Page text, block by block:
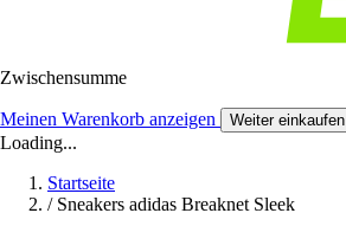
Zwischensumme
Meinen Warenkorb anzeigen Weiter einkaufen
Loading...
Startseite
/ Sneakers adidas Breaknet Sleek